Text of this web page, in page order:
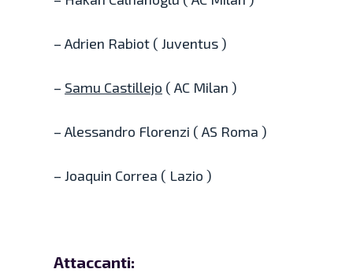
– Adrien Rabiot ( Juventus )
– Samu Castillejo ( AC Milan )
– Alessandro Florenzi ( AS Roma )
– Joaquin Correa ( Lazio )
Attaccanti: